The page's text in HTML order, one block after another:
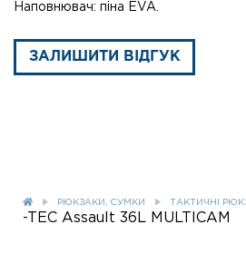
Наповнювач: піна EVA.
ЗАЛИШИТИ ВІДГУК
РЮКЗАКИ, СУМКИ ТАКТИЧНІ
-TEC Assault 36L MULTICAM